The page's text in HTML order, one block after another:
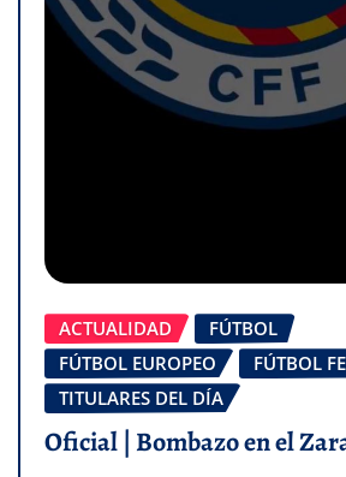
ACTUALIDAD
FÚTBOL
FÚTBOL EUROPEO
FÚTBOL
TITULARES DEL DÍA
Oficial | Bombazo en el